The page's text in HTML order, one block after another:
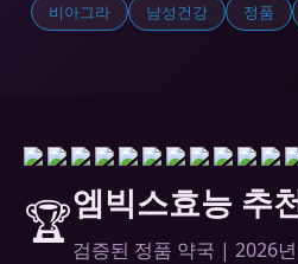
비아그라 남성건강 정품
🏆엠빅스효능 추
검증된 정품 약국 | 2026